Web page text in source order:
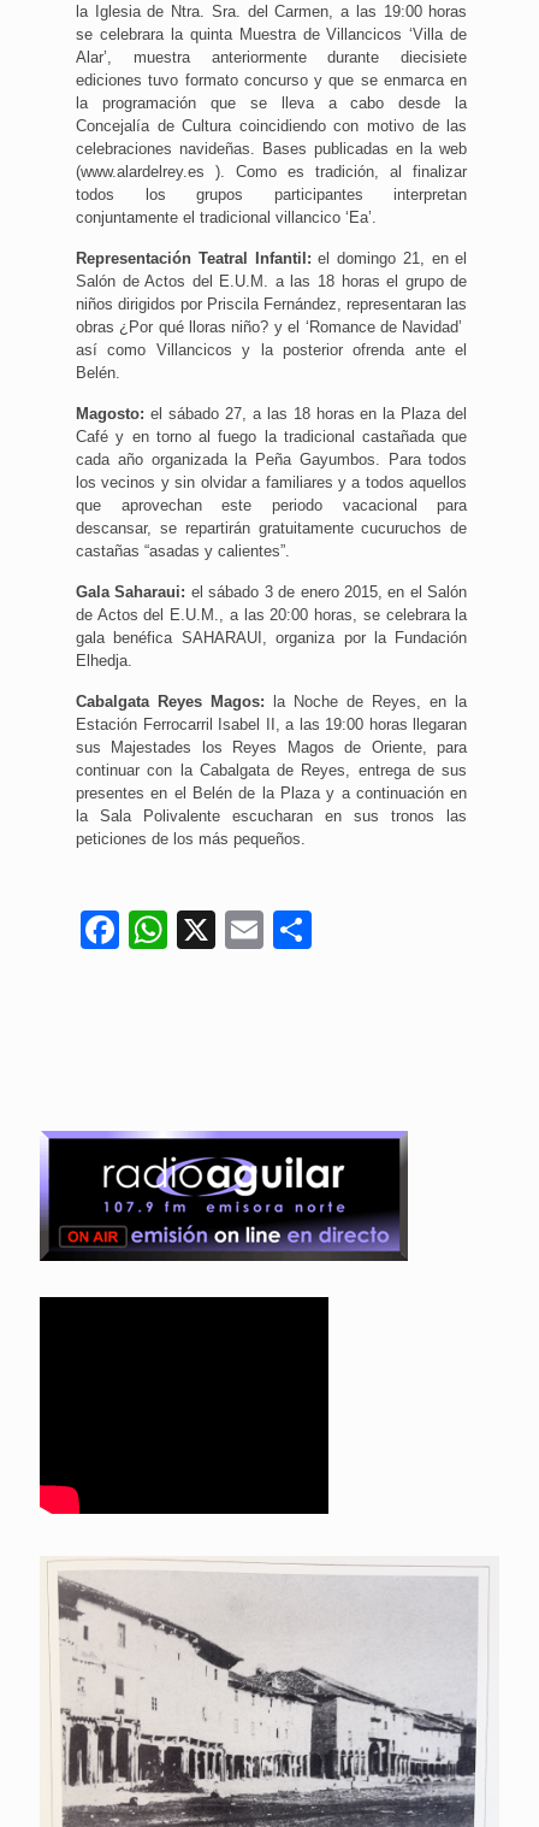
la Iglesia de Ntra. Sra. del Carmen, a las 19:00 horas
se celebrara la quinta Muestra de Villancicos ‘Villa de
Alar’, muestra anteriormente durante diecisiete
ediciones tuvo formato concurso y que se enmarca en
la programación que se lleva a cabo desde la
Concejalía de Cultura coincidiendo con motivo de las
celebraciones navideñas. Bases publicadas en la web
(www.alardelrey.es ). Como es tradición, al finalizar
todos los grupos participantes interpretan
conjuntamente el tradicional villancico ‘Ea’.
Representación Teatral Infantil: el domingo 21, en el
Salón de Actos del E.U.M. a las 18 horas el grupo de
niños dirigidos por Priscila Fernández, representaran las
obras ¿Por qué lloras niño? y el ‘Romance de Navidad’
así como Villancicos y la posterior ofrenda ante el
Belén.
Magosto: el sábado 27, a las 18 horas en la Plaza del
Café y en torno al fuego la tradicional castañada que
cada año organizada la Peña Gayumbos. Para todos
los vecinos y sin olvidar a familiares y a todos aquellos
que aprovechan este periodo vacacional para
descansar, se repartirán gratuitamente cucuruchos de
castañas “asadas y calientes”.
Gala Saharaui: el sábado 3 de enero 2015, en el Salón
de Actos del E.U.M., a las 20:00 horas, se celebrara la
gala benéfica SAHARAUI, organiza por la Fundación
Elhedja.
Cabalgata Reyes Magos: la Noche de Reyes, en la
Estación Ferrocarril Isabel II, a las 19:00 horas llegaran
sus Majestades los Reyes Magos de Oriente, para
continuar con la Cabalgata de Reyes, entrega de sus
presentes en el Belén de la Plaza y a continuación en
la Sala Polivalente escucharan en sus tronos las
peticiones de los más pequeños.
Facebook
WhatsApp
X Email